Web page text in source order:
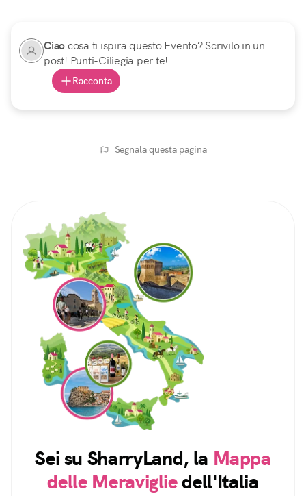
Ciaocosa ti ispira questo Evento? Scrivilo in un
post! Punti-Ciliegia per te!
Racconta
Segnala questa pagina
Sei su SharryLand, la Mappa
delle Meravigliedell'Italia